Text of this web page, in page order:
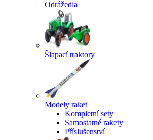
Odrážedla
Šlapací traktory
Modely raket
Kompletní sety
Samostatné rakety
Příslušenství